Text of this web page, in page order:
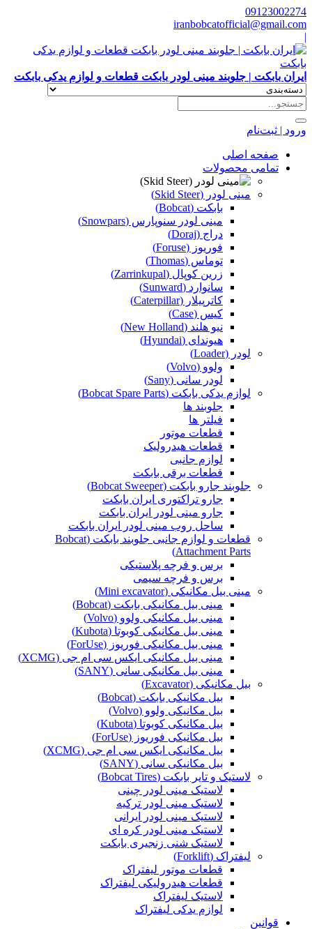
09123002274
iranbobcatofficial@gmail.com
|
ایران بابکت | جلوبند مینی لودر بابکت قطعات و لوازم یدکی بابکت
ورود | ثبت‌نام
صفحه اصلی
تمامی محصولات
مینی لودر (Skid Steer)
بابکت (Bobcat)
مینی لودر سنوپارس (Snowpars)
دراج (Doraj)
فوریوز (Foruse)
توماس (Thomas)
زرین کوپال (Zarrinkupal)
سانوارد (Sunward)
کاترپیلار (Caterpillar)
کیس (Case)
نیو هلند (New Holland)
هیوندای (Hyundai)
لودر (Loader)
ولوو (Volvo)
لودر سانی (Sany)
لوازم یدکی بابکت (Bobcat Spare Parts)
جلوبند ها
فیلتر ها
قطعات موتور
قطعات هیدرولیک
لوازم جانبی
قطعات برقی بابکت
جلوبند جارو بابکت (Bobcat Sweeper)
جارو تراکتوری ایران بابکت
جارو مینی لودر ایران بابکت
ساحل روب مینی لودر ایران بابکت
قطعات و لوازم جانبی جلوبند بابکت (Bobcat
Attachment Parts)
برس و فرچه پلاستیکی
برس و فرچه سیمی
مینی بیل مکانیکی (Mini excavator)
مینی بیل مکانیکی بابکت (Bobcat)
مینی بیل مکانیکی ولوو (Volvo)
مینی بیل مکانیکی کوبوتا (Kubota)
مینی بیل مکانیکی فوریوز (ForUse)
مینی بیل مکانیکی ایکس سی ام جی (XCMG)
مینی بیل مکانیکی سانی (SANY)
بیل مکانیکی (Excavator)
بیل مکانیکی بابکت (Bobcat)
بیل مکانیکی ولوو (Volvo)
بیل مکانیکی کوبوتا (Kubota)
بیل مکانیکی فوریوز (ForUse)
بیل مکانیکی ایکس سی ام جی (XCMG)
بیل مکانیکی سانی (SANY)
لاستیک و تایر بابکت (Bobcat Tires)
لاستیک مینی لودر چینی
لاستیک مینی لودر ترکیه
لاستیک مینی لودر ایرانی
لاستیک مینی لودر کره ای
لاستیک شنی زنجیری بابکت
لیفتراک (Forklift)
قطعات موتور لیفتراک
قطعات هیدرولیکی لیفتراک
لاستیک لیفتراک
لوازم یدکی لیفتراک
قوانین